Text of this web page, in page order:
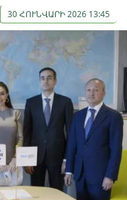
30 ՀՈՒՆՎԱՐԻ 2026 13:45